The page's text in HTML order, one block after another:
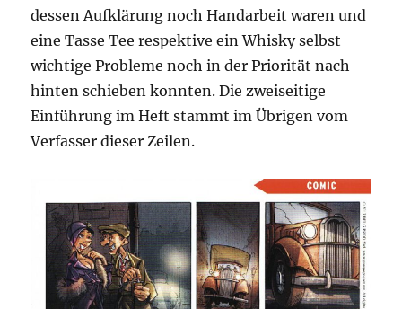
dessen Aufklärung noch Handarbeit waren und
eine Tasse Tee respektive ein Whisky selbst
wichtige Probleme noch in der Priorität nach
hinten schieben konnten. Die zweiseitige
Einführung im Heft stammt im Übrigen vom
Verfasser dieser Zeilen.